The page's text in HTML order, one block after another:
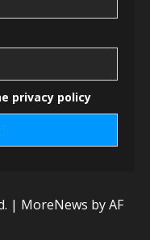
privacy policy
| MoreNews by AF